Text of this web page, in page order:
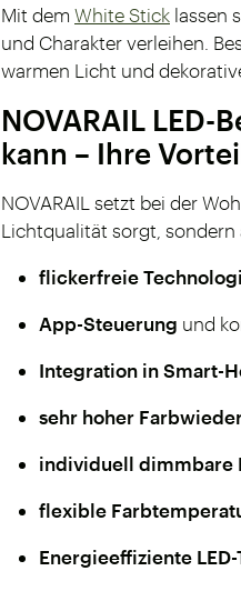
Mit dem White Stick lassen
und Charakter verleihen.
warmen Licht und
NOVARAIL
kann – Ihre
NOVARAIL setzt bei der
Lichtqualität sorgt,
flickerfreie
App-Steuerung und
Integration in Smart-
sehr hoher
individuell dimmbare
flexible
Energieeffiziente